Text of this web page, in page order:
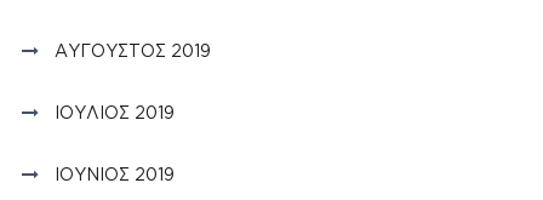
ΑΎΓΟΥΣΤΟΣ 2019
ΙΟΎΛΙΟΣ 2019
ΙΟΎΝΙΟΣ 2019